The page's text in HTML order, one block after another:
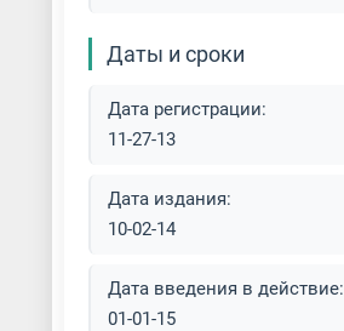
Даты и сроки
Дата регистрации:
11-27-13
Дата издания:
10-02-14
Дата введения в действие:
01-01-15